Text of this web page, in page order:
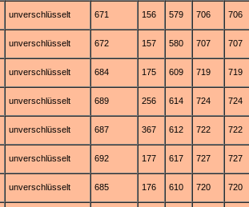
unverschlüsselt 671 156 579 706 706
unverschlüsselt 672 157 580 707 707
unverschlüsselt 684 175 609 719 719
unverschlüsselt 689 256 614 724 724
unverschlüsselt 687 367 612 722 722
unverschlüsselt 692 177 617 727 727
unverschlüsselt 685 176 610 720 720